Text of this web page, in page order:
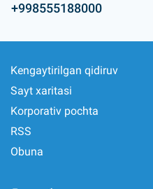
+998555188000
Kengaytirilgan qidiruv
Sayt xaritasi
Korporativ pochta
RSS
Obuna